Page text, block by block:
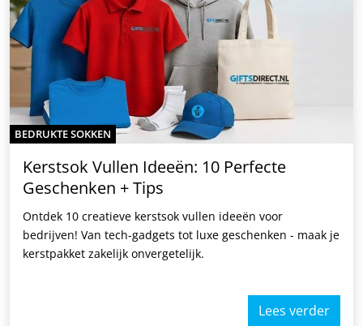
BEDRUKTE SOKKEN
Kerstsok Vullen Ideeën: 10 Perfecte
Geschenken + Tips
Ontdek 10 creatieve kerstsok vullen ideeën voor
bedrijven! Van tech-gadgets tot luxe geschenken - maak je
kerstpakket zakelijk onvergetelijk.
Lees verder